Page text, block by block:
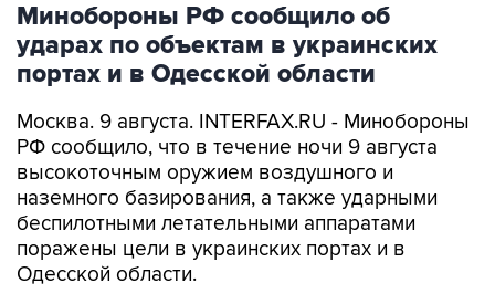
Минобороны РФ сообщило об
ударах по объектам в украинских
портах и в Одесской области
Москва. 9 августа. INTERFAX.RU - Минобороны
РФ сообщило, что в течение ночи 9 августа
высокоточным оружием воздушного и
наземного базирования, а также ударными
беспилотными летательными аппаратами
поражены цели в украинских портах и в
Одесской области.